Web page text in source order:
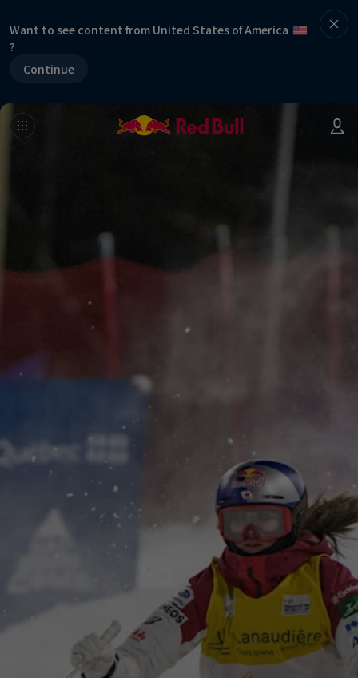
Want to see content from United States of America
?
Continue